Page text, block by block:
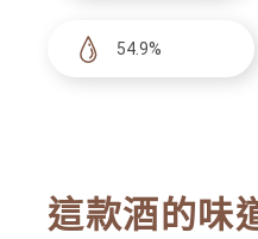
54.9%
這款酒的味